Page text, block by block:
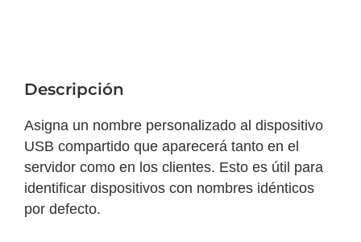
Descripción
Asigna un nombre personalizado al dispositivo
USB compartido que aparecerá tanto en el
servidor como en los clientes. Esto es útil para
identificar dispositivos con nombres idénticos
por defecto.